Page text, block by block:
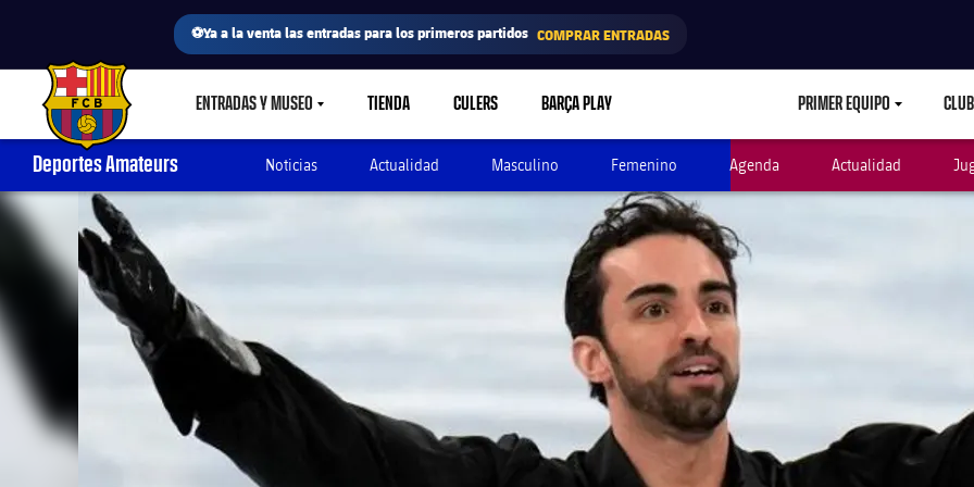
⚽Ya a la venta las entradas para los primeros partidos COMPRAR ENTRADAS
FC Barcelona club badge ENTRADAS Y MUSEOLABEL.SHARE.CARETDOWN
TIENDA CULERS BARÇA PLAY PRIMER EQUIPO CLUB
Deportes Amateurs Noticias Actualidad Masculino Femenino Agenda Actualidad